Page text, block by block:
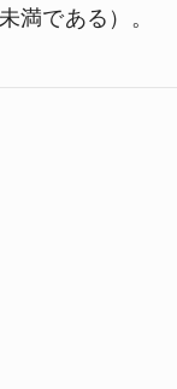
満である）。